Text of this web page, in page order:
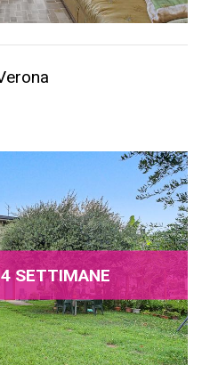
SETTIMANE